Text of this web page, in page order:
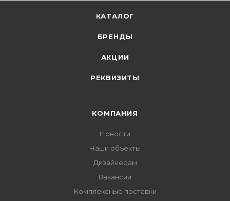
КАТАЛОГ
БРЕНДЫ
АКЦИИ
РЕКВИЗИТЫ
КОМПАНИЯ
Новости
Наши объекты
Дизайнерам
Вакансии
Комплексные поставки